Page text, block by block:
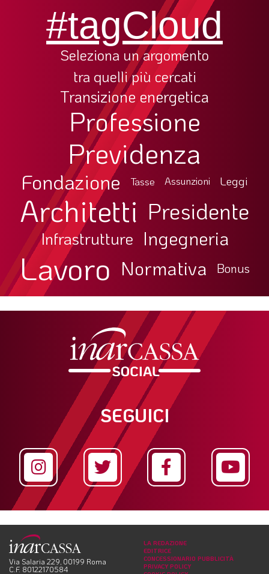
#tagCloud
Seleziona un argomento
tra quelli più cercati
Transizione energetica
Professione
Previdenza
Fondazione Tasse Assunzioni Leggi
Architetti Presidente
Infrastrutture Ingegneria
Lavoro Normativa Bonus
SEGUICI
Via Salaria 229, 00199 Roma
C.F. 80122170584
LA REDAZIONE
EDITRICE
CONCESSIONARIO PUBBLICITÀ
PRIVACY POLICY